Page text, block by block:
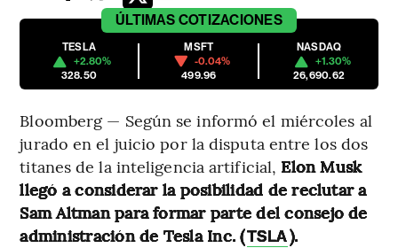
ÚLTIMAS COTIZACIONES
TESLA
+2.80%
328.50
MSFT
-0.04%
499.96
NASDAQ
+1.30%
26,690.62
Bloomberg — Según se informó el miércoles al
jurado en el juicio por la disputa entre los dos
titanes de la inteligencia artificial, Elon Musk
llegó a considerar la posibilidad de reclutar a
Sam Altman para formar parte del consejo de
administración de Tesla Inc. (TSLA).